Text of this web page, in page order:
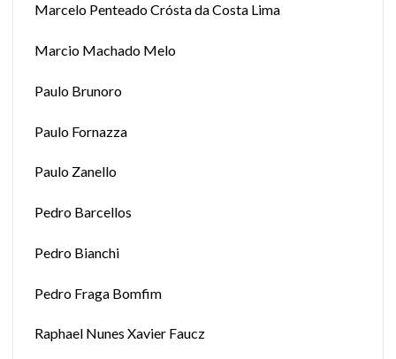
Marcelo Penteado Crósta da Costa Lima
Marcio Machado Melo
Paulo Brunoro
Paulo Fornazza
Paulo Zanello
Pedro Barcellos
Pedro Bianchi
Pedro Fraga Bomfim
Raphael Nunes Xavier Faucz